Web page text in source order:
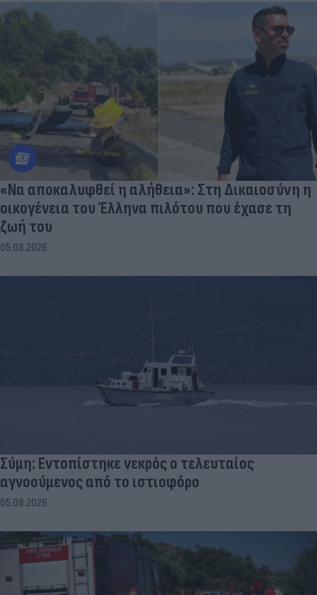
«Να αποκαλυφθεί η αλήθεια»: Στη Δικαιοσύνη η
οικογένεια του Έλληνα πιλότου που έχασε τη
ζωή του
05.08.2026
Σύμη: Εντοπίστηκε νεκρός ο τελευταίος
αγνοούμενος από το ιστιοφόρο
05.08.2026